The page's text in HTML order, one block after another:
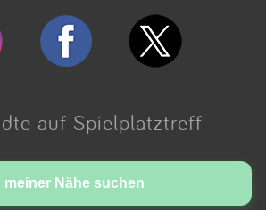
meiner Nähe suchen
auf Spielplatztreff
love in Cologne.